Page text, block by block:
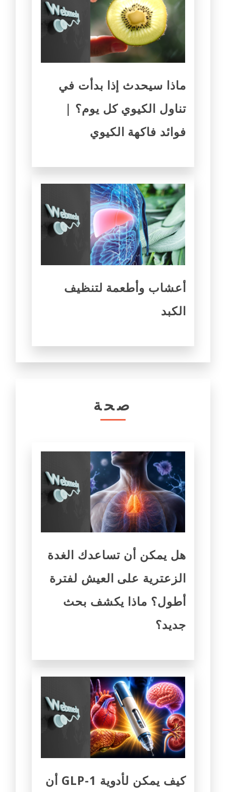
ماذا سيحدث إذا بدأت في
تناول الكيوي كل يوم؟ |
فوائد فاكهة الكيوي
أعشاب وأطعمة لتنظيف
الكبد
صحة
هل يمكن أن تساعدك الغدة
الزعترية على العيش لفترة
أطول؟ ماذا يكشف بحث
جديد؟
كيف يمكن لأدوية GLP-1 أن